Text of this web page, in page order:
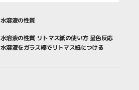
水溶液の性質
水溶液の性質 リトマス紙の使い方 呈色反応
水溶液をガラス棒でリトマス紙につける